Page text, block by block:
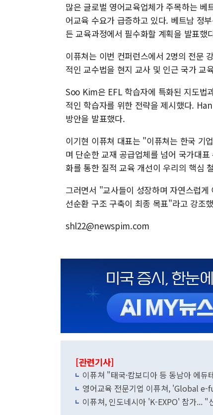
많은 글로벌 영어교육업체가 주목하는
어교육 수요가 급증하고 있다. 베트남 정
든 교육과정에서 필수화할 계획을 발표했
이퓨쳐는 이번 컨퍼런스에서 2명의 전문
적인 교수법을 현지 교사 및 인근 국가 교
Soo Kim은 EFL 학습자에 특화된 지도법
적인 학습자를 위한 전략을 제시했다.
방안을 발표했다.
이기현 이퓨쳐 대표는 "이퓨쳐는 한국 기
며 단순한 교재 공급업체를 넘어 국가대
화를 통한 질적 교육 개선이 우리의 핵심
그러면서 "교사들이 성장하며 자연스럽
선순환 구조 구축이 최종 목표"라고 강조
shl22@newspim.com
[관련기사]
이퓨쳐 "태국·캄보디아 등 동남아 에듀
영어교육 전문기업 이퓨쳐, 'Global e-
이퓨쳐, 인도네시아 'K-EXPO' 참가... "